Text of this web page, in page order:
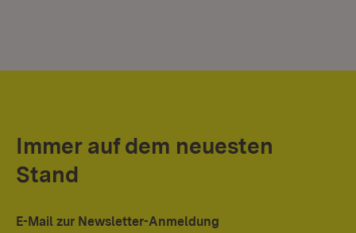
Immer auf dem neuesten
Stand
E-Mail zur Newsletter-Anmeldung